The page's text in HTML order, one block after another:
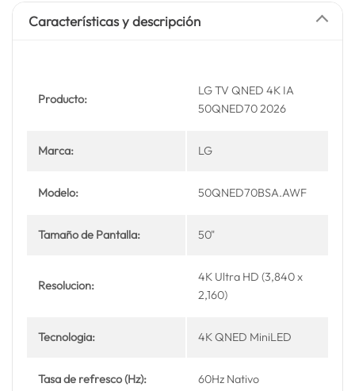
Características y descripción
Producto:
LG TV QNED 4K IA
50QNED70 2026
Marca: LG
Modelo: 50QNED70BSA.AWF
Tamaño de Pantalla: 50"
Resolucion:
4K Ultra HD (3,840 x
2,160)
Tecnologia: 4K QNED MiniLED
Tasa de refresco (Hz): 60Hz Nativo